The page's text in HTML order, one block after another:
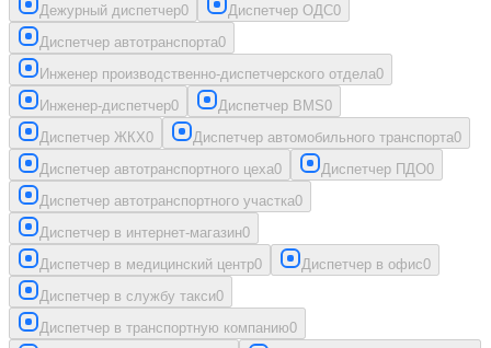
Дежурный диспетчер0 Диспетчер ОДС0
Диспетчер автотранспорта0
Инженер производственно-диспетчерского отдела0
Инженер-диспетчер0 Диспетчер BMS0
Диспетчер ЖКХ0 Диспетчер автомобильного транспорта0
Диспетчер автотранспортного цеха0 Диспетчер ПДО0
Диспетчер автотранспортного участка0
Диспетчер в интернет-магазин0
Диспетчер в медицинский центр0 Диспетчер в офис0
Диспетчер в службу такси0
Диспетчер в транспортную компанию0